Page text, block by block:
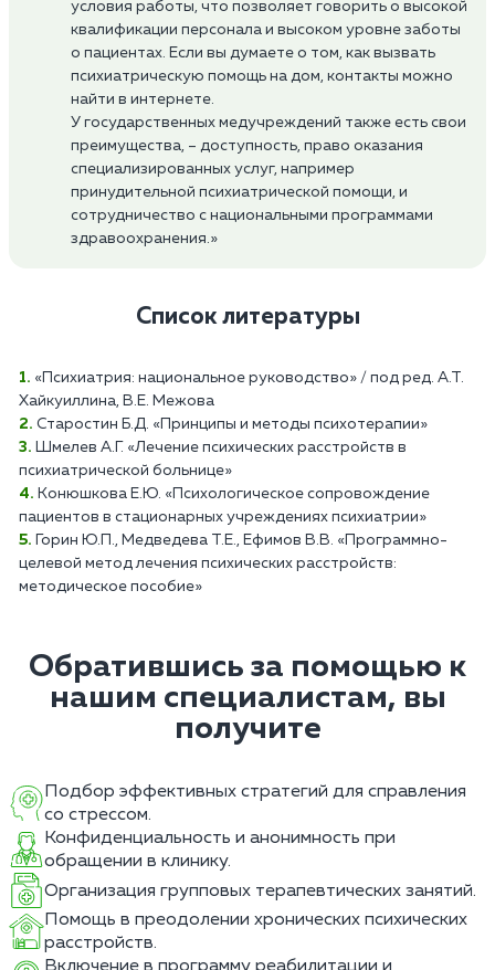
условия работы, что позволяет говорить о высокой
квалификации персонала и высоком уровне заботы
о пациентах. Если вы думаете о том, как вызвать
психиатрическую помощь на дом, контакты можно
найти в интернете.
У государственных медучреждений также есть свои
преимущества, – доступность, право оказания
специализированных услуг, например
принудительной психиатрической помощи, и
сотрудничество с национальными программами
здравоохранения.»
Список литературы
«Психиатрия: национальное руководство» / под ред. А.Т.
Хайкуиллина, В.Е. Межова
Старостин Б.Д. «Принципы и методы психотерапии»
Шмелев А.Г. «Лечение психических расстройств в
психиатрической больнице»
Конюшкова Е.Ю. «Психологическое сопровождение
пациентов в стационарных учреждениях психиатрии»
Горин Ю.П., Медведева Т.Е., Ефимов В.В. «Программно-
целевой метод лечения психических расстройств:
методическое пособие»
Обратившись за помощью к
нашим специалистам, вы
получите
Подбор эффективных стратегий для справления
со стрессом.
Конфиденциальность и анонимность при
обращении в клинику.
Организация групповых терапевтических занятий.
Помощь в преодолении хронических психических
расстройств.